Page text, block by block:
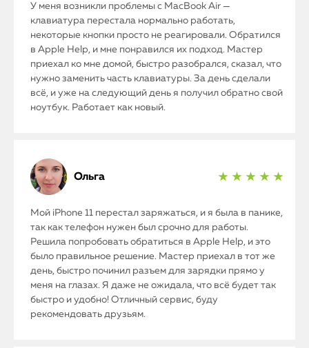
У меня возникли проблемы с MacBook Air —
клавиатура перестала нормально работать,
некоторые кнопки просто не реагировали. Обратился
в Apple Help, и мне понравился их подход. Мастер
приехал ко мне домой, быстро разобрался, сказал, что
нужно заменить часть клавиатуры. За день сделали
всё, и уже на следующий день я получил обратно свой
ноутбук. Работает как новый.
Ольга ★ ★ ★ ★ ★
Мой iPhone 11 перестал заряжаться, и я была в панике,
так как телефон нужен был срочно для работы.
Решила попробовать обратиться в Apple Help, и это
было правильное решение. Мастер приехал в тот же
день, быстро починил разъем для зарядки прямо у
меня на глазах. Я даже не ожидала, что всё будет так
быстро и удобно! Отличный сервис, буду
рекомендовать друзьям.